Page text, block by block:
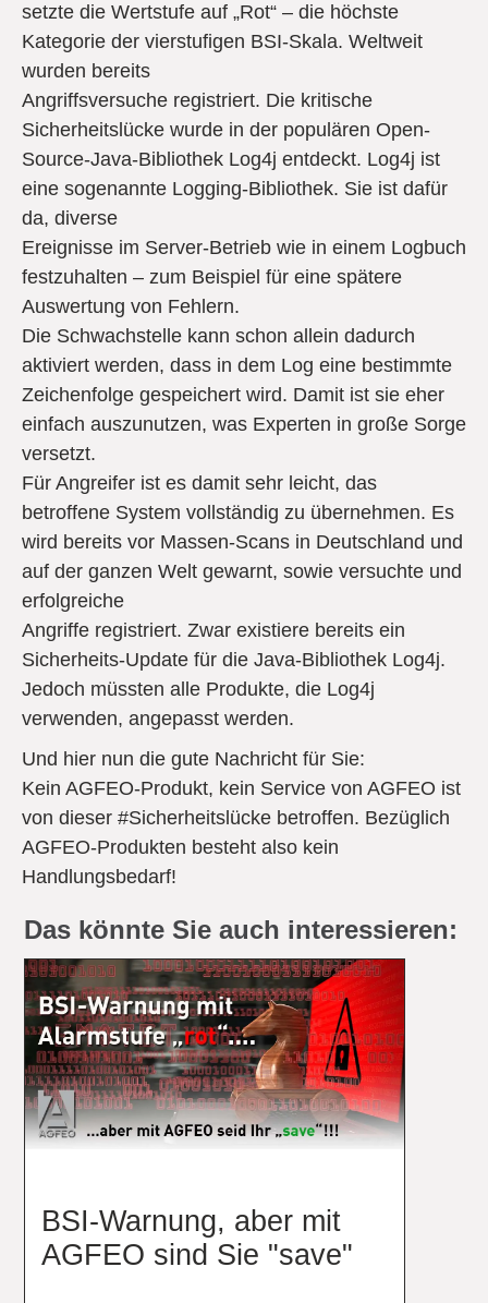
setzte die Wertstufe auf „Rot“ – die höchste
Kategorie der vierstufigen BSI-Skala. Weltweit
wurden bereits
Angriffsversuche registriert. Die kritische
Sicherheitslücke wurde in der populären Open-
Source-Java-Bibliothek Log4j entdeckt. Log4j ist
eine sogenannte Logging-Bibliothek. Sie ist dafür
da, diverse
Ereignisse im Server-Betrieb wie in einem Logbuch
festzuhalten – zum Beispiel für eine spätere
Auswertung von Fehlern.
Die Schwachstelle kann schon allein dadurch
aktiviert werden, dass in dem Log eine bestimmte
Zeichenfolge gespeichert wird. Damit ist sie eher
einfach auszunutzen, was Experten in große Sorge
versetzt.
Für Angreifer ist es damit sehr leicht, das
betroffene System vollständig zu übernehmen. Es
wird bereits vor Massen-Scans in Deutschland und
auf der ganzen Welt gewarnt, sowie versuchte und
erfolgreiche
Angriffe registriert. Zwar existiere bereits ein
Sicherheits-Update für die Java-Bibliothek Log4j.
Jedoch müssten alle Produkte, die Log4j
verwenden, angepasst werden.
Und hier nun die gute Nachricht für Sie:
Kein AGFEO-Produkt, kein Service von AGFEO ist
von dieser #Sicherheitslücke betroffen. Bezüglich
AGFEO-Produkten besteht also kein
Handlungsbedarf!
Das könnte Sie auch interessieren:
BSI-Warnung, aber mit
AGFEO sind Sie "save"